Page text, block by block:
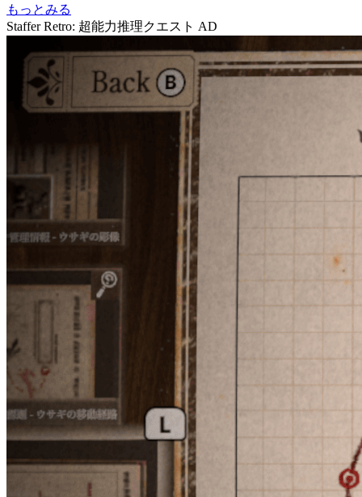
もっとみる
Staffer Retro: 超能力推理クエスト AD